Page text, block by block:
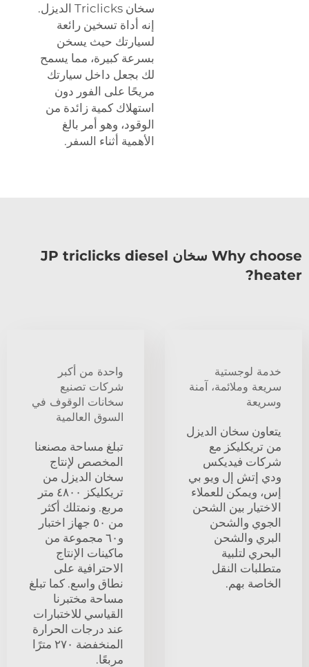
سخان Triclicks الديزل.
إنه أداة تسخين رائعة
لسيارتك حيث يسخن
بسرعة كبيرة، مما يسمح
لك بجعل داخل سيارتك
مريحًا على الفور دون
استهلاك كمية زائدة من
الوقود، وهو أمر بالغ
الأهمية أثناء السفر.
Why choose سخان JP triclicks diesel
heater?
خدمة لوجستية
سريعة وملائمة، آمنة
وسريعة
يتعاون سخان الديزل
من تريكليكز مع
شركات فيديكس
ودي إتش إل ويو بي
إس، ويمكن للعملاء
الاختيار بين الشحن
الجوي والشحن
البري والشحن
البحري لتلبية
متطلبات النقل
الخاصة بهم.
واحدة من أكبر
شركات تصنيع
سخانات الوقوف في
السوق العالمية
تبلغ مساحة مصنعنا
المخصص لإنتاج
سخان الديزل من
تريكليكز ٤٨٠٠ متر
مربع. ونمتلك أكثر
من ٥٠ جهاز اختبار
و٦٠ مجموعة من
ماكينات الإنتاج
الاحترافية على
نطاق واسع. كما تبلغ
مساحة مختبرنا
القياسي للاختبارات
عند درجات الحرارة
المنخفضة ٢٧٠ مترًا
مربعًا.